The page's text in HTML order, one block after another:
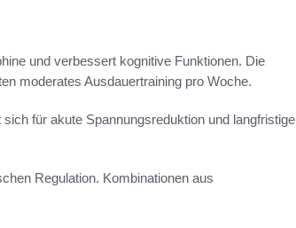
und verbessert kognitive Funktionen. Die
moderates Ausdauertraining pro Woche.
für akute Spannungsreduktion und langfristige
Regulation. Kombinationen aus